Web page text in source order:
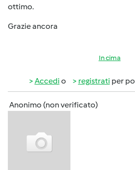
ottimo.
Grazie ancora
In cima
Accedi o registrati per
Anonimo (non verificato)